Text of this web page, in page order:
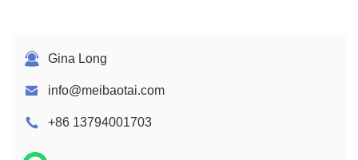
Gina Long
info@meibaotai.com
+86 13794001703